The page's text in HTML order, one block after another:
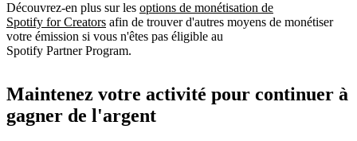
Découvrez-en plus sur les options de monétisation de
Spotify for Creators afin de trouver d'autres moyens de monétiser
votre émission si vous n'êtes pas éligible au
Spotify Partner Program.
Maintenez votre activité pour continuer à
gagner de l'argent